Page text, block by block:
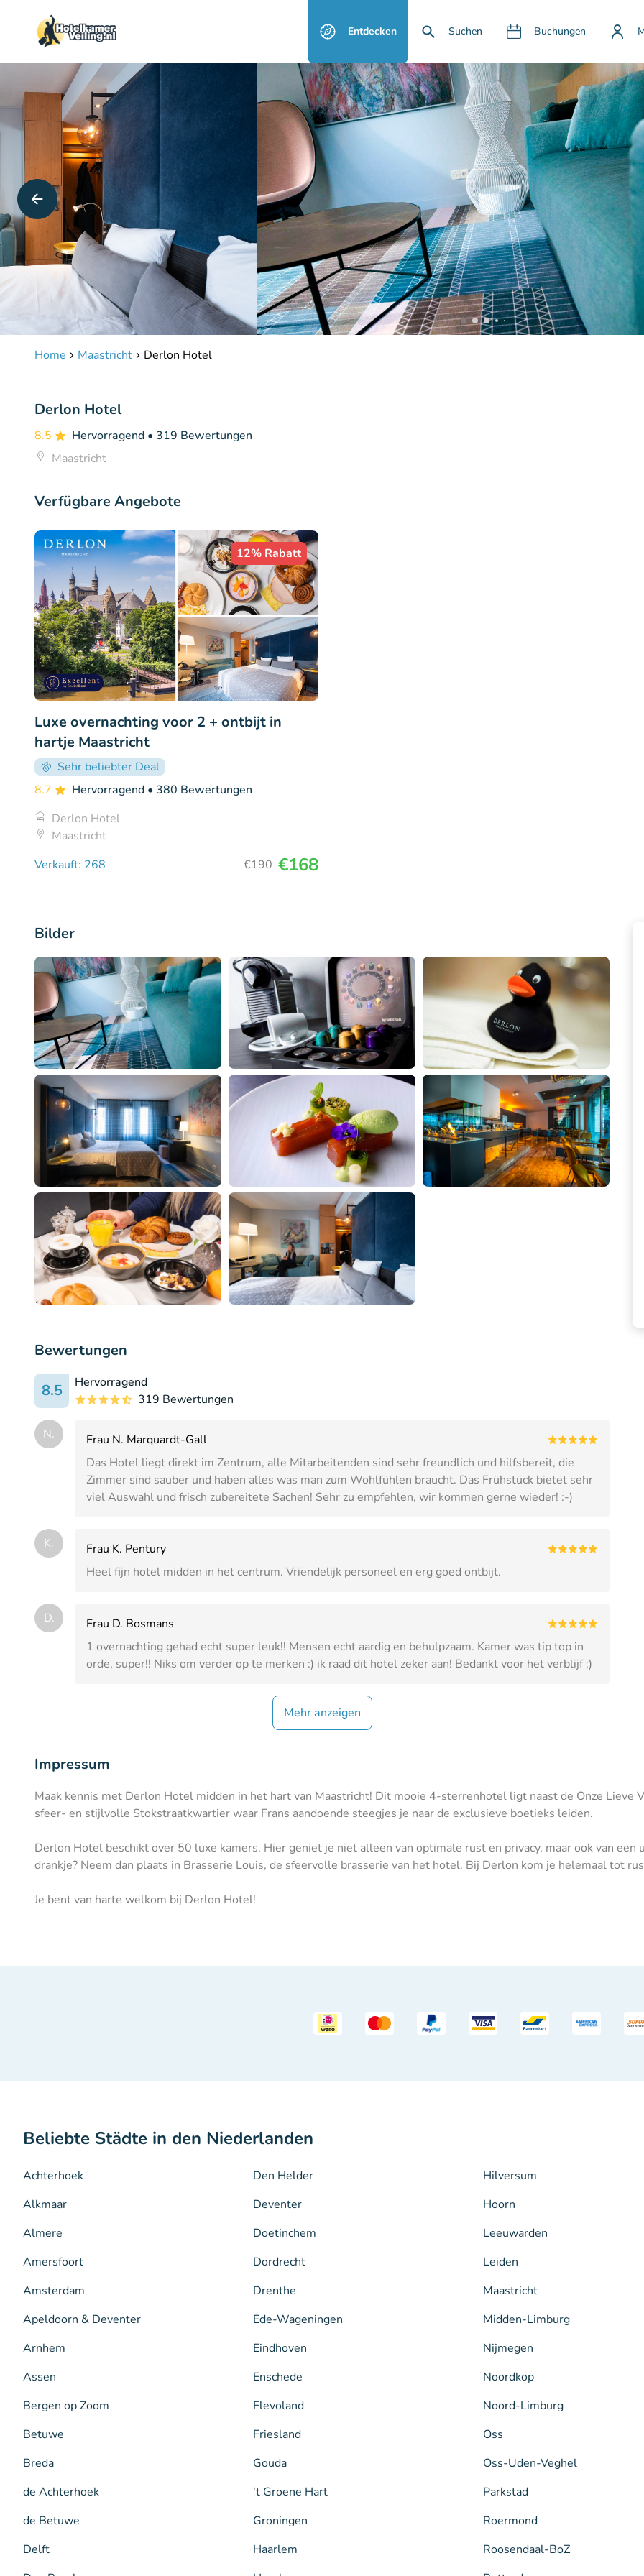
Entdecken Suchen Buchungen
Home Maastricht Derlon Hotel
Derlon Hotel
8.5 Hervorragend • 319 Bewertungen
Maastricht
Verfügbare Angebote
12% Rabatt
Luxe overnachting voor 2 + ontbijt in
hartje Maastricht
Sehr beliebter Deal
8.7
Hervorragend • 380 Bewertungen
Derlon Hotel
Maastricht
Verkauft: 268
€190 €168
Bilder
Bewertungen
8.5
Hervorragend
319 Bewertungen
N.
Frau N. Marquardt-Gall
Das Hotel liegt direkt im Zentrum, alle Mitarbeitenden sind sehr freundlich und hilfsbereit, die
Zimmer sind sauber und haben alles was man zum Wohlfühlen braucht. Das Frühstück bietet sehr
viel Auswahl und frisch zubereitete Sachen! Sehr zu empfehlen, wir kommen gerne wieder! :-)
K.
Frau K. Pentury
Heel fijn hotel midden in het centrum. Vriendelijk personeel en erg goed ontbijt.
D.
Frau D. Bosmans
1 overnachting gehad echt super leuk!! Mensen echt aardig en behulpzaam. Kamer was tip top in
orde, super!! Niks om verder op te merken :) ik raad dit hotel zeker aan! Bedankt voor het verblijf :)
Mehr anzeigen
Impressum
Maak kennis met Derlon Hotel midden in het hart van Maastricht! Dit mooie 4-sterrenhotel ligt naast de Onze Lieve
sfeer- en stijlvolle Stokstraatkwartier waar Frans aandoende steegjes je naar de exclusieve boetieks leiden.
Derlon Hotel beschikt over 50 luxe kamers. Hier geniet je niet alleen van optimale rust en privacy, maar ook van
drankje? Neem dan plaats in Brasserie Louis, de sfeervolle brasserie van het hotel. Bij Derlon kom je helemaal tot
Je bent van harte welkom bij Derlon Hotel!
Beliebte Städte in den Niederlanden
Achterhoek
Alkmaar
Almere
Amersfoort
Amsterdam
Apeldoorn & Deventer
Arnhem
Assen
Bergen op Zoom
Betuwe
Breda
de Achterhoek
de Betuwe
Delft
Den Helder
Deventer
Doetinchem
Dordrecht
Drenthe
Ede-Wageningen
Eindhoven
Enschede
Flevoland
Friesland
Gouda
't Groene Hart
Groningen
Haarlem
Hilversum
Hoorn
Leeuwarden
Leiden
Maastricht
Midden-Limburg
Nijmegen
Noordkop
Noord-Limburg
Oss
Oss-Uden-Veghel
Parkstad
Roermond
Roosendaal-BoZ